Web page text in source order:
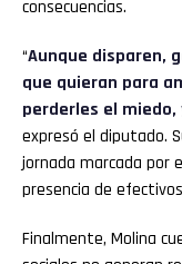
consecuencias.
“Aunque disparen,
que quieran para
perderles el miedo,
expresó el diputado.
jornada marcada por
presencia de
Finalmente, Molina